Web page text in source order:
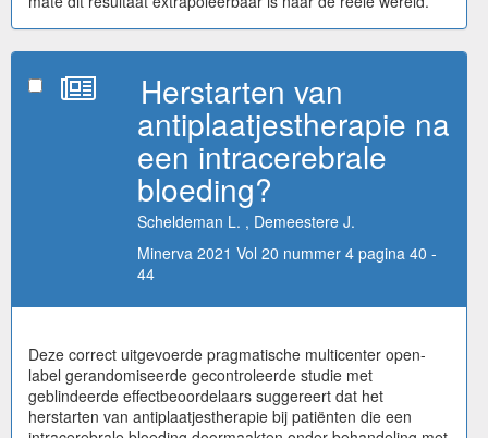
Herstarten van
antiplaatjestherapie na
een intracerebrale
bloeding?
Scheldeman L. , Demeestere J.
Minerva 2021 Vol 20 nummer 4 pagina 40 -
44
Deze correct uitgevoerde pragmatische multicenter open-
label gerandomiseerde gecontroleerde studie met
geblindeerde effectbeoordelaars suggereert dat het
herstarten van antiplaatjestherapie bij patiënten die een